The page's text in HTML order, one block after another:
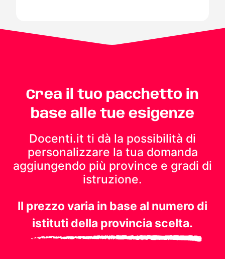
Crea il tuo pacchetto in
base alle tue esigenze
Docenti.it ti dà la possibilità di
personalizzare la tua domanda
aggiungendo più province e gradi di
istruzione.
Il prezzo varia in base al numero di
istituti della provincia scelta.